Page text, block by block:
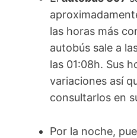
las horas más
autobús sale a
las 01:08h. Sus
variaciones así
consultarlos en
Por la noche,